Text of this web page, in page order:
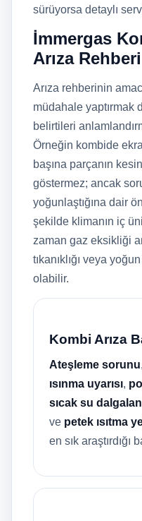
sürüyorsa detaylı
İmmergas
Arıza Rehberi
Arıza rehberinin
müdahale yaptırmak
belirtileri
Örneğin kombide
başına parçanın
göstermez; ancak
yoğunlaştığına dair
şekilde klimanın iç
zaman gaz eksikliği
tıkanıklığı veya
olabilir.
Kombi Arıza
Ateşleme sorunu,
ısınma uyarısı,
sıcak su
ve petek ısıtma
en sık araştırdığı